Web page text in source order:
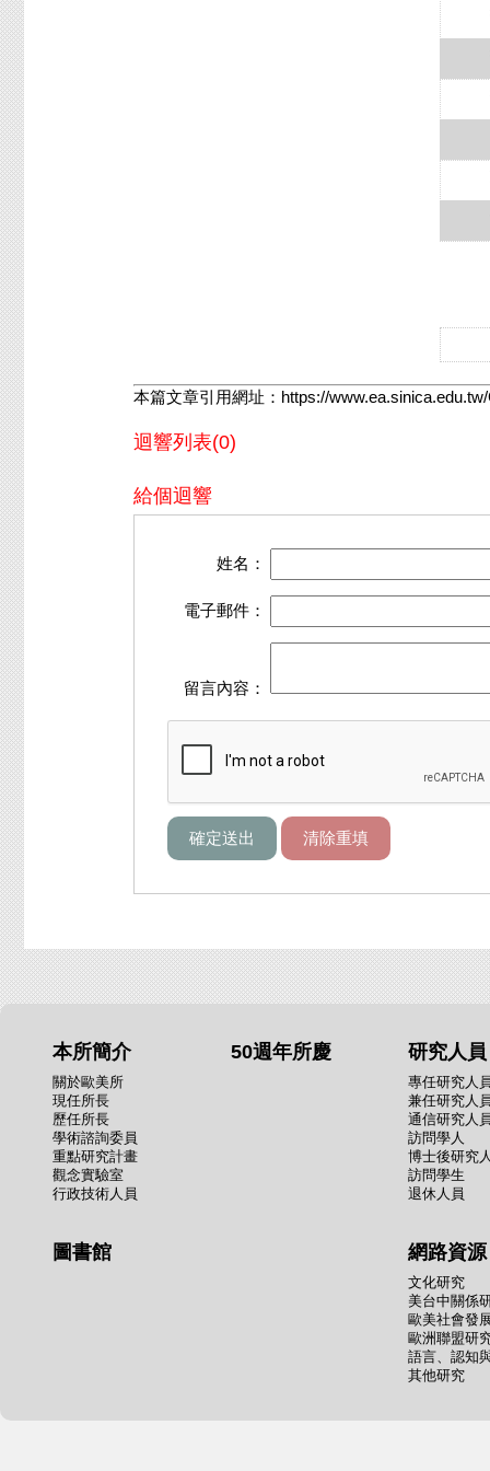
鄉
鄉
後
【
文
作
本篇文章引用網址： https://
迴響列表(0)
給個迴響
姓名：
電子郵件：
留言內容：
本所簡介
關於歐美所
現任所長
歷任所長
學術諮詢委員
重點研究計畫
觀念實驗室
行政技術人員
50週年所慶 研究人員
專任研究人員
兼任研究人員
通信研究人員
訪問學人
博士後研究
訪問學生
退休人員
圖書館 網路資源
文化研究
美台中關係
歐美社會發
歐洲聯盟研
語言、認知
其他研究